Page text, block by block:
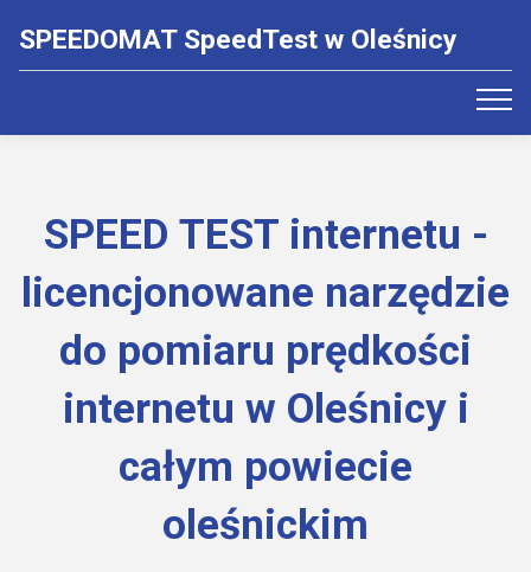
SPEEDOMAT SpeedTest w Oleśnicy
SPEED TEST internetu -
licencjonowane narzędzie
do pomiaru prędkości
internetu w Oleśnicy i
całym powiecie
oleśnickim